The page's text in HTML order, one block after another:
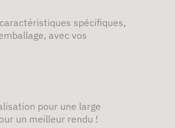
spécifiques,
avec vos
pour une large
un meilleur rendu !